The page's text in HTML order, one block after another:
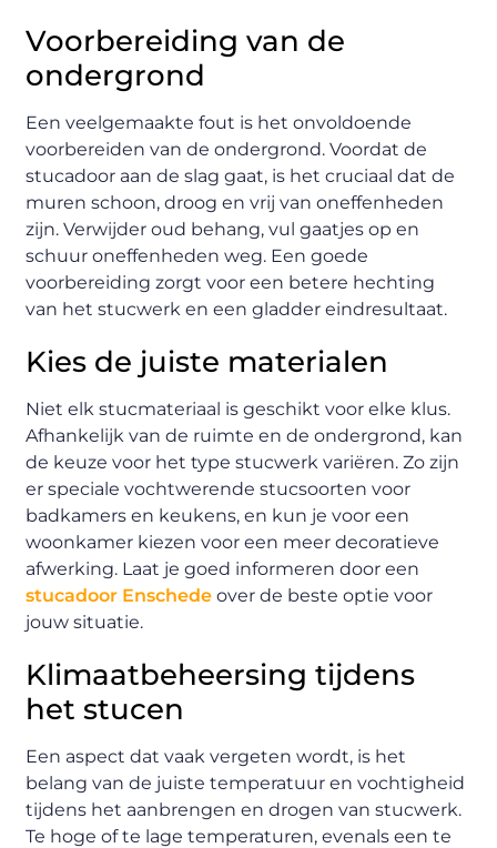
Voorbereiding van de
ondergrond
Een veelgemaakte fout is het onvoldoende
voorbereiden van de ondergrond. Voordat de
stucadoor aan de slag gaat, is het cruciaal dat de
muren schoon, droog en vrij van oneffenheden
zijn. Verwijder oud behang, vul gaatjes op en
schuur oneffenheden weg. Een goede
voorbereiding zorgt voor een betere hechting
van het stucwerk en een gladder eindresultaat.
Kies de juiste materialen
Niet elk stucmateriaal is geschikt voor elke klus.
Afhankelijk van de ruimte en de ondergrond, kan
de keuze voor het type stucwerk variëren. Zo zijn
er speciale vochtwerende stucsoorten voor
badkamers en keukens, en kun je voor een
woonkamer kiezen voor een meer decoratieve
afwerking. Laat je goed informeren door een
stucadoor Enschede over de beste optie voor
jouw situatie.
Klimaatbeheersing tijdens
het stucen
Een aspect dat vaak vergeten wordt, is het
belang van de juiste temperatuur en vochtigheid
tijdens het aanbrengen en drogen van stucwerk.
Te hoge of te lage temperaturen, evenals een te